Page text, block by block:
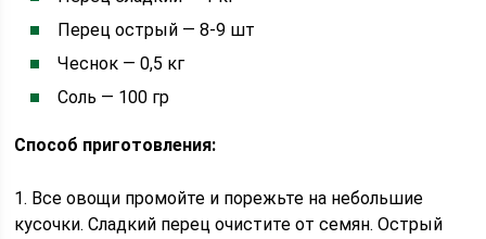
Перец острый — 8-9 шт
Чеснок — 0,5 кг
Соль — 100 гр
Способ приготовления:
1. Все овощи промойте и порежьте на небольшие
кусочки. Сладкий перец очистите от семян. Острый